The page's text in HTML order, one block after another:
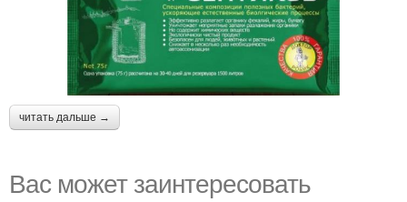
читать дальше →
Вас может заинтересовать